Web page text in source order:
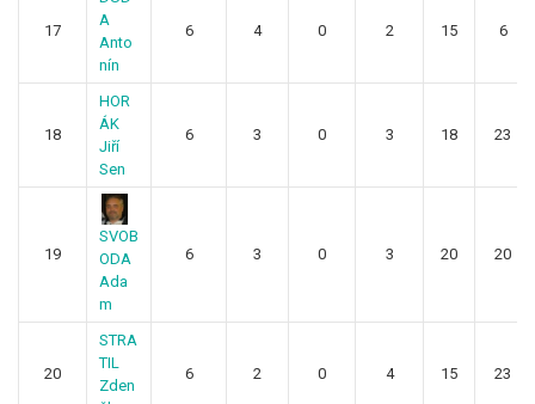
17
A
Anto
nín
6 4 0 2 15 6
18
HOR
ÁK
Jiří
Sen
6 3 0 3 18 23
19
SVOB
ODA
Ada
m
6 3 0 3 20 20
20
STRA
TIL
Zden
6 2 0 4 15 23